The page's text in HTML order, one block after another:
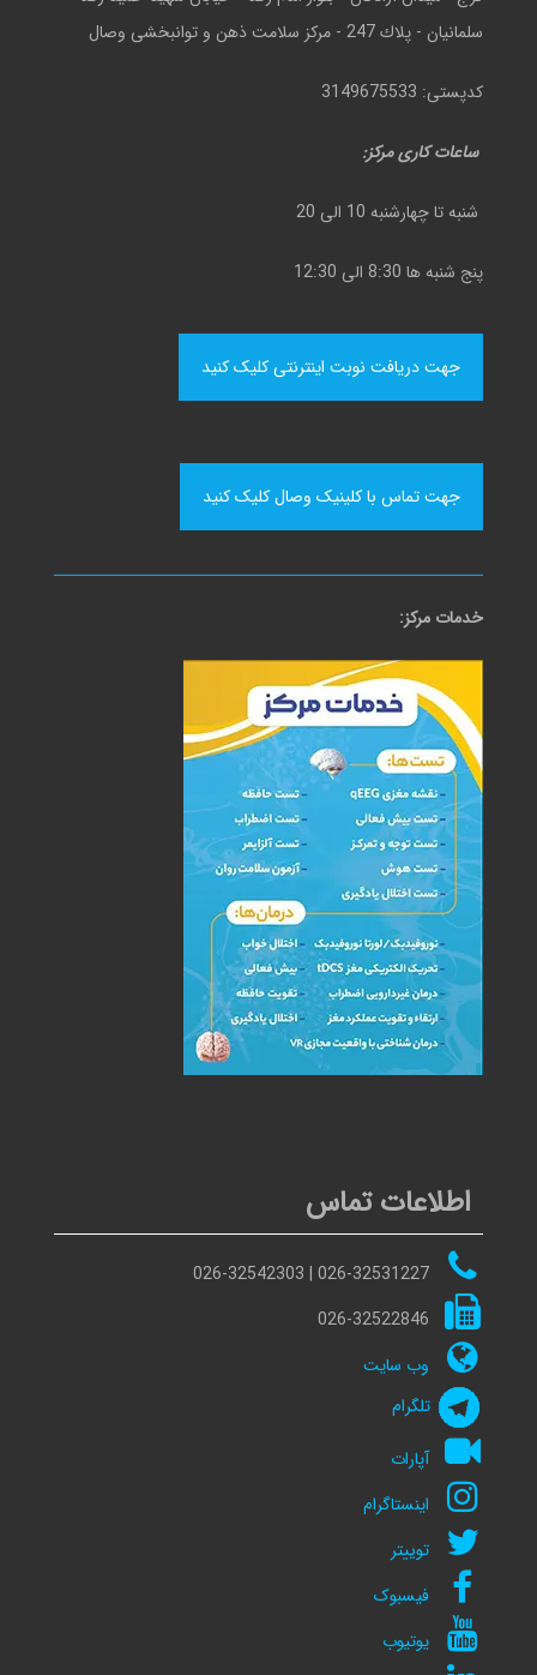
سلمانيان - پلاك 247 - مركز سلامت ذهن و توانبخشی وصال
کدپستی: 3149675533
ساعات کاری مرکز:
شنبه تا چهارشنبه 10 الی 20
پنج شنبه ها 8:30 الی 12:30
جهت دریافت نوبت اینترنتی کلیک کنید
جهت تماس با کلینیک وصال کلیک کنید
خدمات مرکز:
اطلاعات تماس
026-32531227 | 026-32542303
026-32522846
وب سایت
تلگرام
آپارات
اینستاگرام
توییتر
فیسبوک
یوتیوب